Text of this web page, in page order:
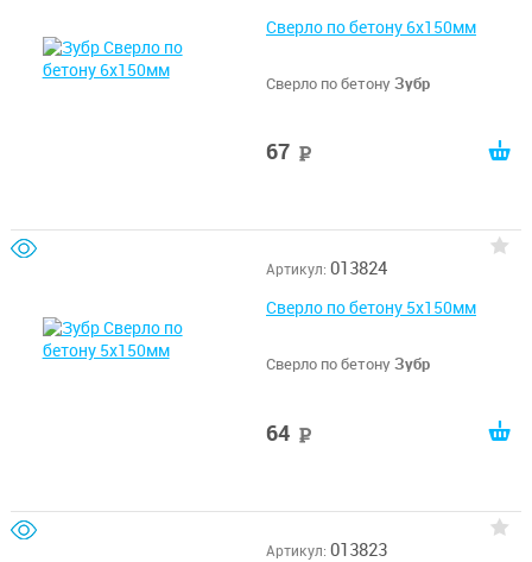
Сверло по бетону 6x150мм
Сверло по бетону Зубр
67
Артикул: 013824
Сверло по бетону 5x150мм
Сверло по бетону Зубр
64
Артикул: 013823